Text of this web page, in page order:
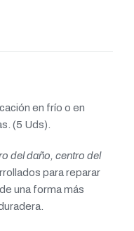
en frío o en
(5 Uds).
del daño, centro del
para reparar
una forma más